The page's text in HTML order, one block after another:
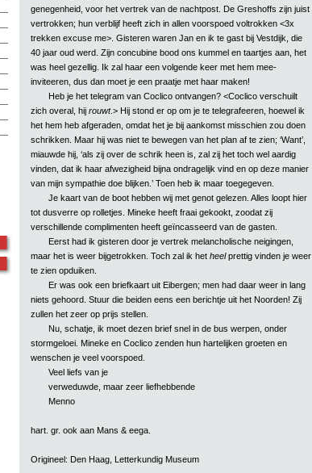
genegenheid, voor het vertrek van de nachtpost. De Greshoffs zijn juist
vertrokken; hun verblijf heeft zich in allen voorspoed voltrokken <3x
trekken excuse me>. Gisteren waren Jan en ik te gast bij Vestdijk, die
40 jaar oud werd. Zijn concubine bood ons kummel en taartjes aan, het
was heel gezellig. Ik zal haar een volgende keer met hem mee-
inviteeren, dus dan moet je een praatje met haar maken!
Heb je het telegram van Coclico ontvangen? <Coclico verschuilt
zich overal, hij rouwt.> Hij stond er op om je te telegrafeeren, hoewel ik
het hem heb afgeraden, omdat het je bij aankomst misschien zou doen
schrikken. Maar hij was niet te bewegen van het plan af te zien; ‘Want’,
miauwde hij, ‘als zij over de schrik heen is, zal zij het toch wel aardig
vinden, dat ik haar afwezigheid bijna ondragelijk vind en op deze manier
van mijn sympathie doe blijken.’ Toen heb ik maar toegegeven.
Je kaart van de boot hebben wij met genot gelezen. Alles loopt hier
tot dusverre op rolletjes. Mineke heeft fraai gekookt, zoodat zij
verschillende complimenten heeft geïncasseerd van de gasten.
Eerst had ik gisteren door je vertrek melancholische neigingen,
maar het is weer bijgetrokken. Toch zal ik het heelprettig vinden je weer
te zien opduiken.
Er was ook een briefkaart uit Eibergen; men had daar weer in lang
niets gehoord. Stuur die beiden eens een berichtje uit het Noorden! Zij
zullen het zeer op prijs stellen.
Nu, schatje, ik moet dezen brief snel in de bus werpen, onder
stormgeloei. Mineke en Coclico zenden hun hartelijken groeten en
wenschen je veel voorspoed.
Veel liefs van je
verweduwde, maar zeer liefhebbende
Menno
hart. gr. ook aan Mans & eega.
Origineel: Den Haag, Letterkundig Museum